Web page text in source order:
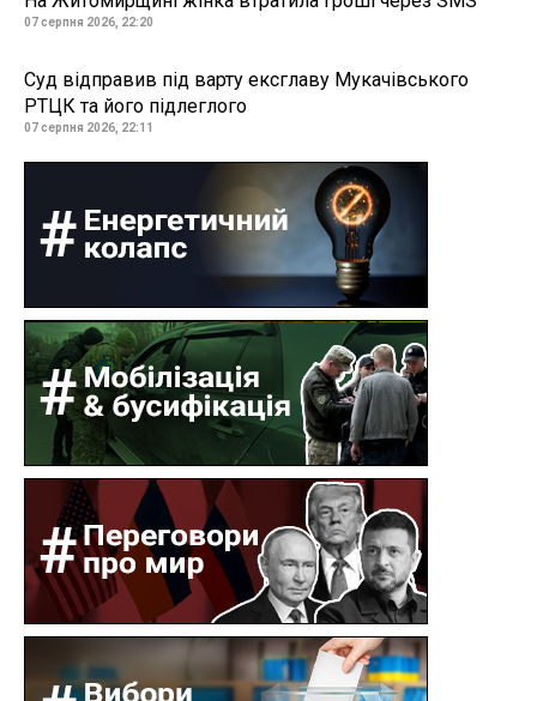
07 серпня 2026, 22:20
Суд відправив під варту ексглаву Мукачівського
РТЦК та його підлеглого
07 серпня 2026, 22:11